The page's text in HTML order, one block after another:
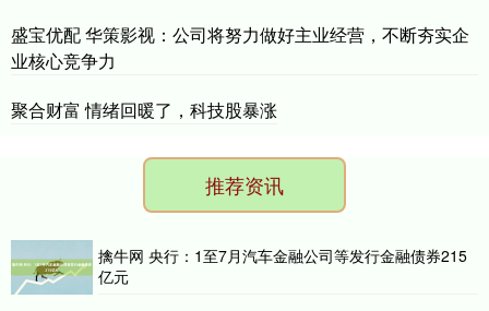
盛宝优配 华策影视：公司将努力做好主业经营，不断夯实企
业核心竞争力
聚合财富 情绪回暖了，科技股暴涨
推荐资讯
擒牛网 央行：1至7月汽车金融公司等发行金融债券215
亿元